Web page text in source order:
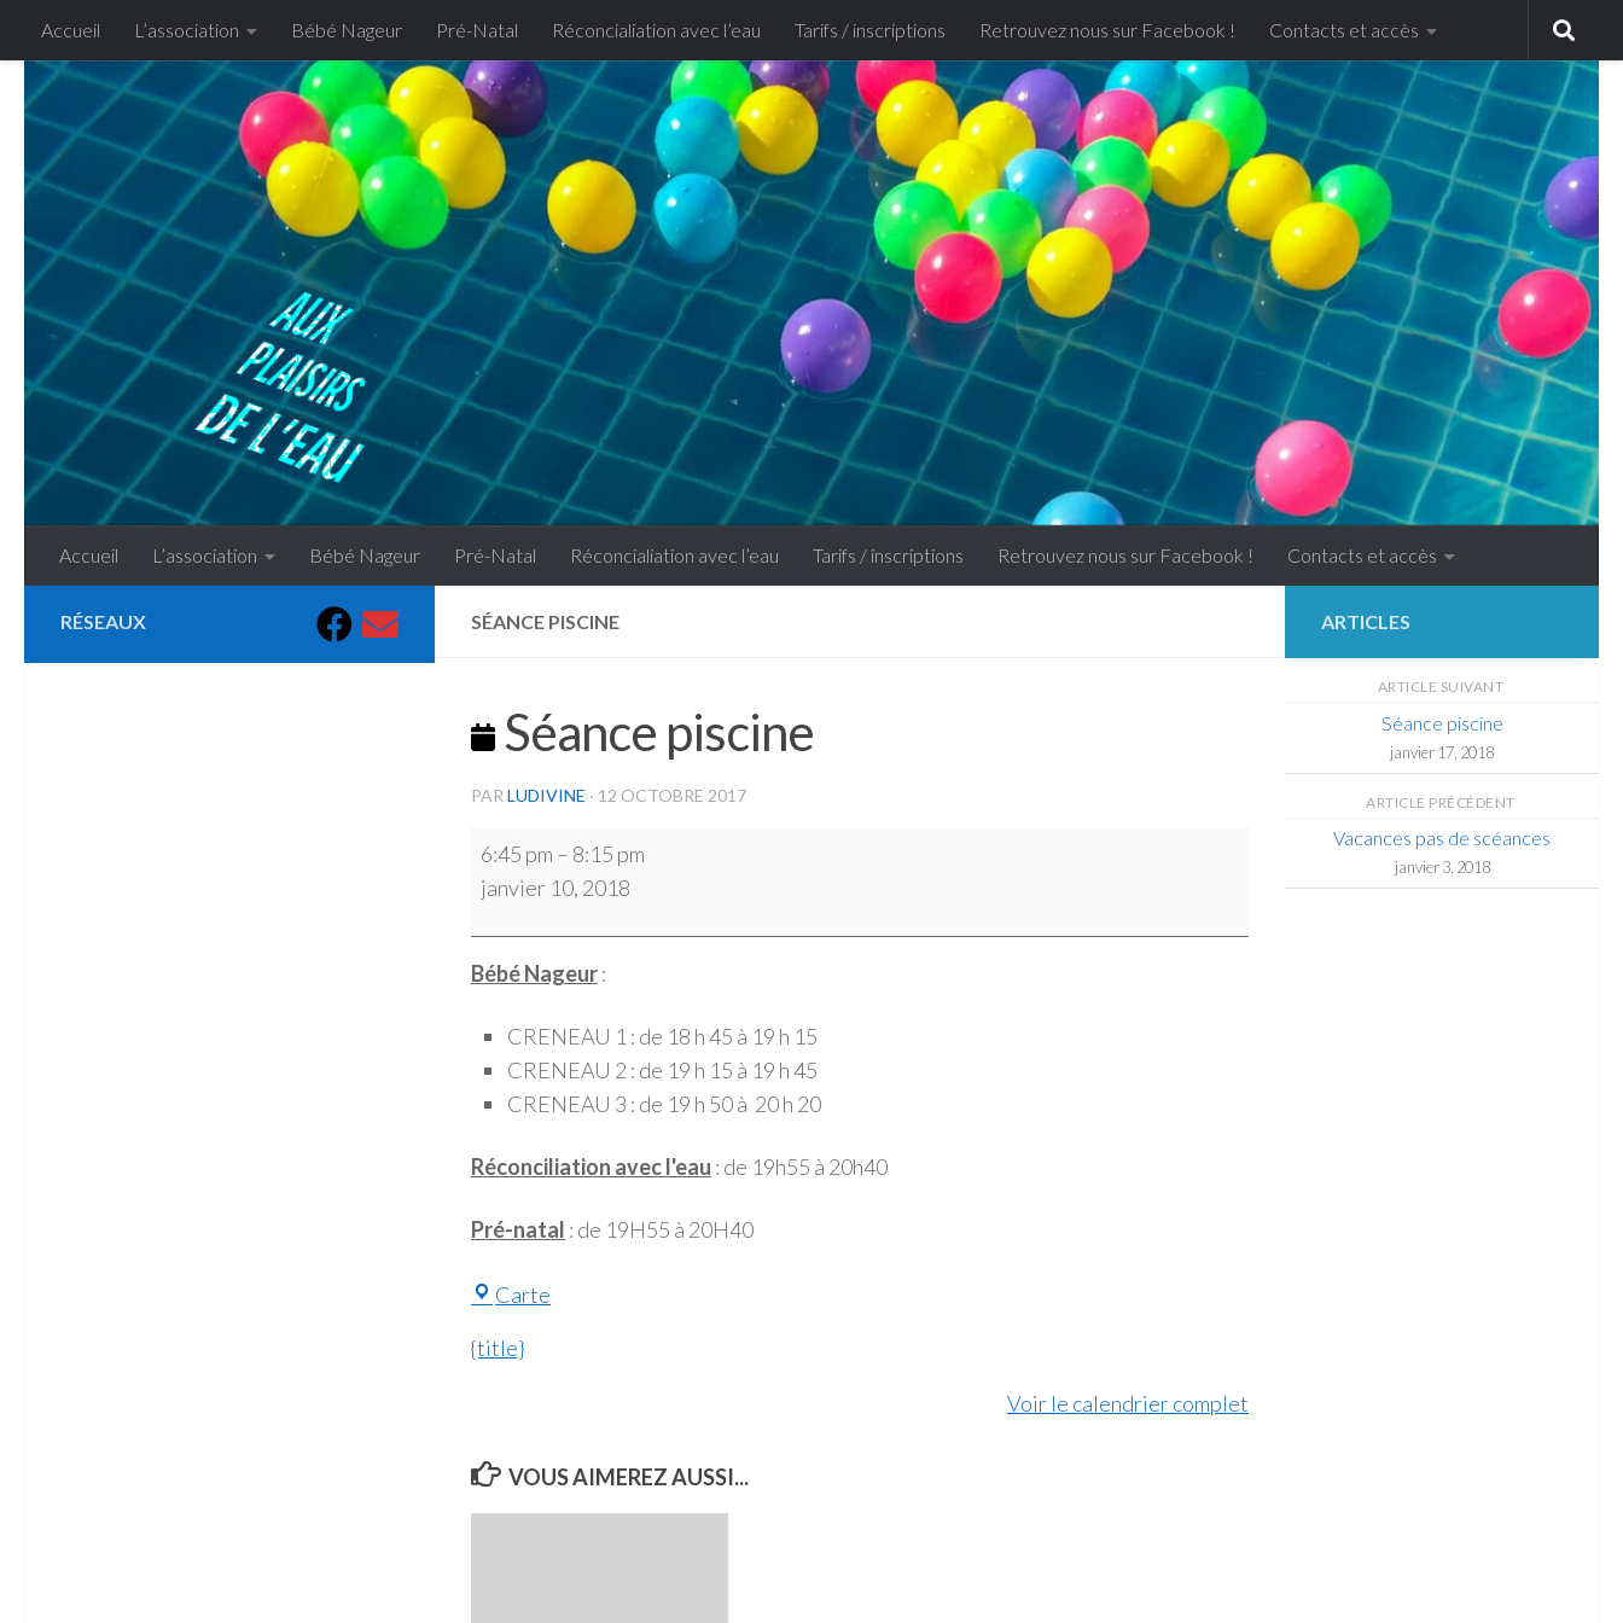
Skip to content
Accueil L’association Bébé Nageur Pré-Natal Réconcialiation avec l’eau Tarifs / inscriptions Retrouvez nous sur Facebook ! Contacts et accès
Accueil L’association Bébé Nageur Pré-Natal Réconcialiation avec l’eau Tarifs / inscriptions Retrouvez nous sur Facebook ! Contacts et accès
SÉANCE PISCINE
Séance piscine
PAR LUDIVINE · 12 OCTOBRE 2017
Séance
piscine
6:45 pm – 8:15 pm
janvier 10, 2018
Bébé Nageur:
CRENEAU 1 : de 18 h 45 à 19 h 15
CRENEAU 2 : de 19 h 15 à 19 h 45
CRENEAU 3 : de 19 h 50 à 20 h 20
Réconciliation avec l'eau : de 19h55 à 20h40
Pré-natal : de 19H55 à 20H40
Carte
{title}
Voir le calendrier complet
VOUS AIMEREZ AUSSI...
RÉSEAUX ARTICLES
ARTICLE SUIVANT
Séance piscine
janvier 17, 2018
ARTICLE PRÉCÉDENT
Vacances pas de scéances
janvier 3, 2018